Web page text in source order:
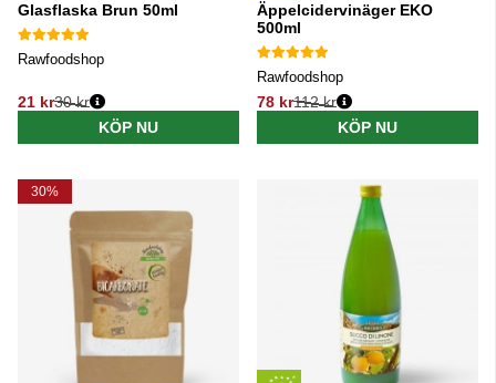
Glasflaska Brun 50ml
Rawfoodshop
21 kr
Ordinarie pris:
30 kr
KÖP NU
Äppelcidervinäger EKO
500ml
Rawfoodshop
78 kr
Ordinarie pris:
112 kr
KÖP NU
30%